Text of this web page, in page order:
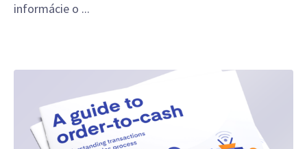
informácie o ...